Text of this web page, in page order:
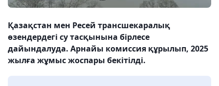
Қазақстан мен Ресей трансшекаралық
өзендердегі су тасқынына бірлесе
дайындалуда. Арнайы комиссия құрылып, 2025
жылға жұмыс жоспары бекітілді.